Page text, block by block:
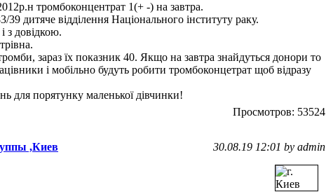
тромбоконцентрат 1(+ -) на завтра.
дитяче відділення Національного інституту раку.
з довідкою.
зараз їх показник 40. Якщо на завтра знайдуться донори то
і мобільно будуть робити тромбоконцетрат щоб відразу
для порятунку маленької дівчинки!
Просмотров: 53524
,Киев 30.08.19 12:01 by admin